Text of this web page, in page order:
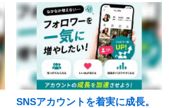
SNSアカウントを着実に成長。